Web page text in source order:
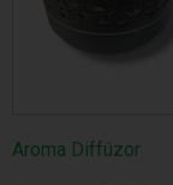
Aroma Diffúzor